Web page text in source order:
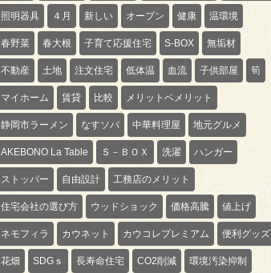
照明器具 ４月 新しい オープン 健康 温環境
春野菜 春大根 子育て応援住宅 S-BOX 無垢材
不動産 土地 注文住宅 低体温 血流 子供部屋 筍
マイホーム 賃貸 比較 メリットベメリット
静岡市ラーメン なすソバ 中華料理屋 地元グルメ
AKEBONO La Table Ｓ－ＢＯＸ 洗濯 ハンガー
ストッパー 自由設計 工務店のメリット
住宅会社の選び方 ウッドショック 価格高騰 値上げ
ネモフィラ カウネット カウコレプレミアム 便利グッズ
花畑 SDGｓ 長寿命住宅 CO2削減 環境汚染抑制